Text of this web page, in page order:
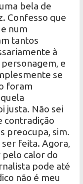
bela de
Confesso que
num
tantos
à
e
se
foram
justa. Não sei
contradição
preocupa, sim.
ser feita. Agora,
pelo calor do
pode até
não é meu